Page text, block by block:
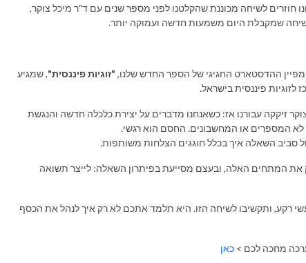
לשיחה מכוננת שהקלטנו לפני מספר שנים עם ד"ר מיכל צוקר,
שמקבלת היום משמעות חדשה ועמוקה יותר.
ההדסטארט החגיגי של הספר החדש שלנו, "זוגיות פיננסית", שמגיע
פיננסית בישראל.
זיקקה עבורנו אז: כשאנחנו מדברים על יצירת כלכלה חדשה והנגשת
המספרים או המחשבונים. החסם הוא רגשי.
סביב השאלה איך בכלל חוגגים הצלחות משותפות.
את המתחים האלה, ובעצם מסייעת בפיתרון השאלה: לייצר תשואה
רקע, ותקשיבו לשיחה הזו. היא תלמד אתכם לא רק איך לנהל את הכסף
מחכה לכם > כאן